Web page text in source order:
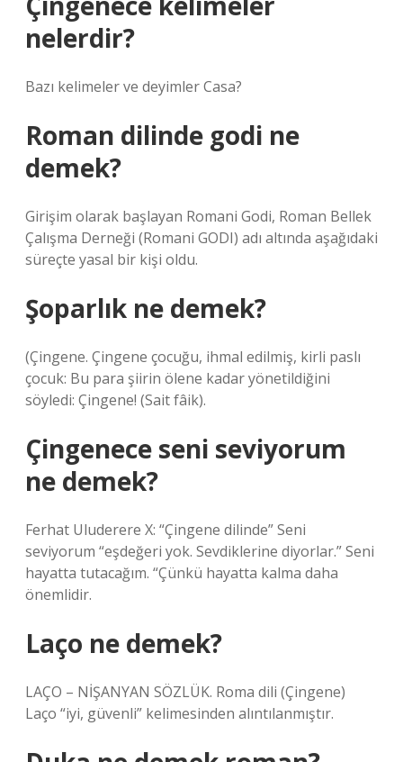
nelerdir?
Bazı kelimeler ve deyimler Casa?
Roman dilinde godi ne
demek?
Girişim olarak başlayan Romani Godi, Roman Bellek
Çalışma Derneği (Romani GODI) adı altında aşağıdaki
süreçte yasal bir kişi oldu.
Şoparlık ne demek?
(Çingene. Çingene çocuğu, ihmal edilmiş, kirli paslı
çocuk: Bu para şiirin ölene kadar yönetildiğini
söyledi: Çingene! (Sait fâik).
Çingenece seni seviyorum
ne demek?
Ferhat Uluderere X: “Çingene dilinde” Seni
seviyorum “eşdeğeri yok. Sevdiklerine diyorlar.” Seni
hayatta tutacağım. “Çünkü hayatta kalma daha
önemlidir.
Laço ne demek?
LAÇO – NİŞANYAN SÖZLÜK. Roma dili (Çingene)
Laço “iyi, güvenli” kelimesinden alıntılanmıştır.